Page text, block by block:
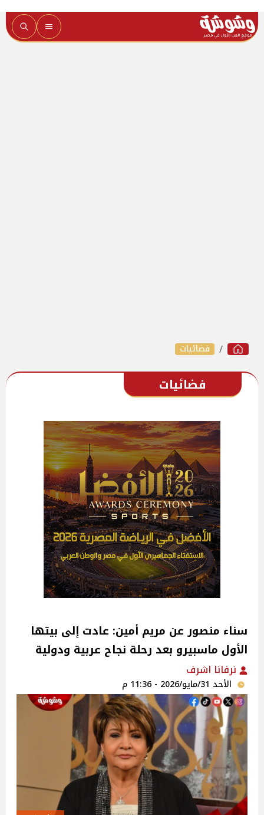
فضائيات
فضائيات
سناء منصور عن مريم أمين: عادت إلى بيتها
الأول ماسبيرو بعد رحلة نجاح عربية ودولية
نرفانا اشرف
الأحد 31/مايو/2026 - 11:36 م